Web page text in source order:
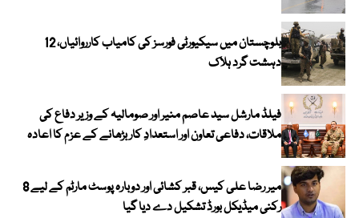
بلوچستان میں سیکیورٹی فورسز کی کامیاب کارروائیاں، 12
دہشت گرد ہلاک
فیلڈ مارشل سید عاصم منیر اور صومالیہ کے وزیر دفاع کی
ملاقات، دفاعی تعاون اور استعدادِ کار بڑھانے کے عزم کا اعادہ
میر رضا علی کیس، قبر کشائی اور دوبارہ پوسٹ مارٹم کے لیے 8
رکنی میڈیکل بورڈ تشکیل دے دیا گیا